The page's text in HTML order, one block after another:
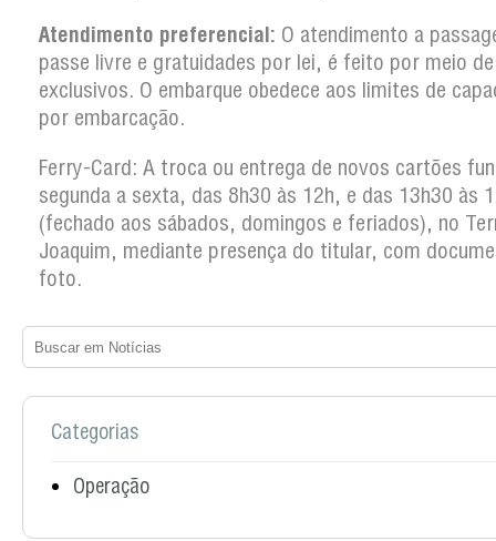
Atendimento preferencial: O atendimento a
passe livre e gratuidades por lei, é feito por meio
exclusivos. O embarque obedece aos limites de
por embarcação.
Ferry-Card: A troca ou entrega de novos cartões
segunda a sexta, das 8h30 às 12h, e das 13h30 às
(fechado aos sábados, domingos e feriados), no
Joaquim, mediante presença do titular, com
foto.
Categorias
Operação